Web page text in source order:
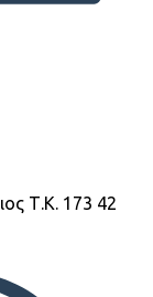
Τ.Κ. 173 42